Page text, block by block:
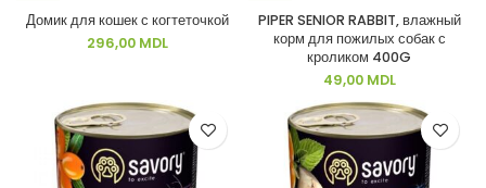
Домик для кошек с когтеточкой
296,00 MDL
PIPER SENIOR RABBIT, влажный
корм для пожилых собак с
кроликом 400G
49,00 MDL